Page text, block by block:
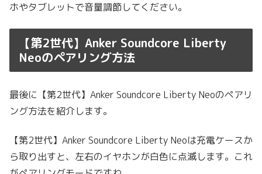
ホやタブレットで音量調節してください。
【第2世代】Anker Soundcore Liberty
Neoのペアリング方法
最後に【第2世代】Anker Soundcore Liberty Neoのペアリ
ング方法を紹介します。
【第2世代】Anker Soundcore Liberty Neoは充電ケースか
ら取り出すと、左右のイヤホンが白色に点滅します。これ